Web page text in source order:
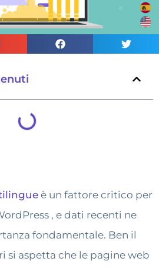
è un fattore critico per
, e dati recenti ne
fondamentale. Ben il
si aspetta che le pagine web